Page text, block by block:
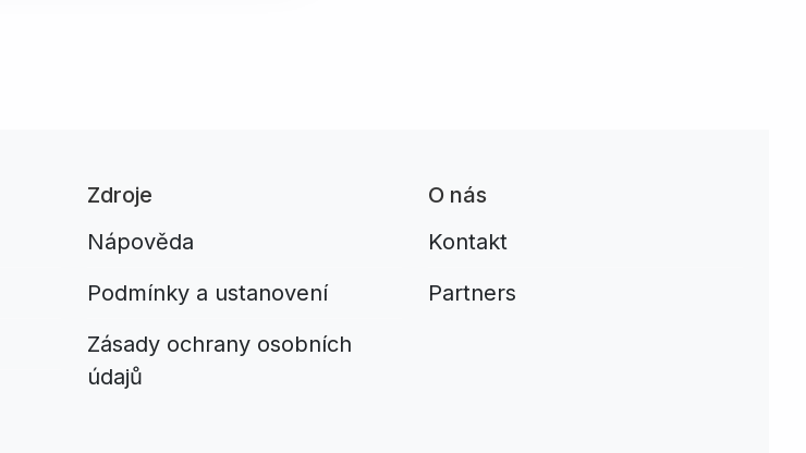
Zdroje
Nápověda
Podmínky a ustanovení
Zásady ochrany osobních
údajů
O nás
Kontakt
Partners